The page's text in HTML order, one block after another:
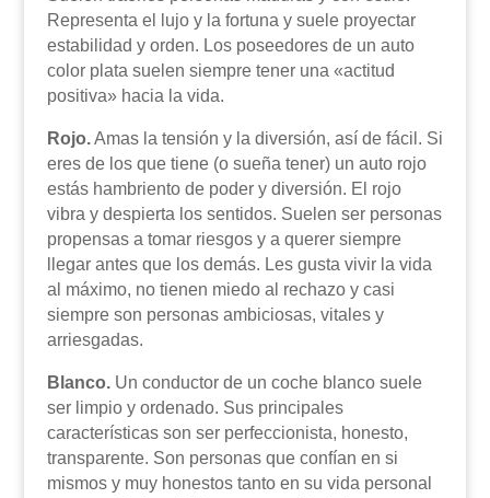
Representa el lujo y la fortuna y suele proyectar
estabilidad y orden. Los poseedores de un auto
color plata suelen siempre tener una «actitud
positiva» hacia la vida.
Rojo.Amas la tensión y la diversión, así de fácil. Si
eres de los que tiene (o sueña tener) un auto rojo
estás hambriento de poder y diversión. El rojo
vibra y despierta los sentidos. Suelen ser personas
propensas a tomar riesgos y a querer siempre
llegar antes que los demás. Les gusta vivir la vida
al máximo, no tienen miedo al rechazo y casi
siempre son personas ambiciosas, vitales y
arriesgadas.
Blanco.Un conductor de un coche blanco suele
ser limpio y ordenado. Sus principales
características son ser perfeccionista, honesto,
transparente. Son personas que confían en si
mismos y muy honestos tanto en su vida personal